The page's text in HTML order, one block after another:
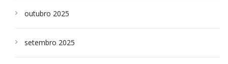
outubro 2025
setembro 2025